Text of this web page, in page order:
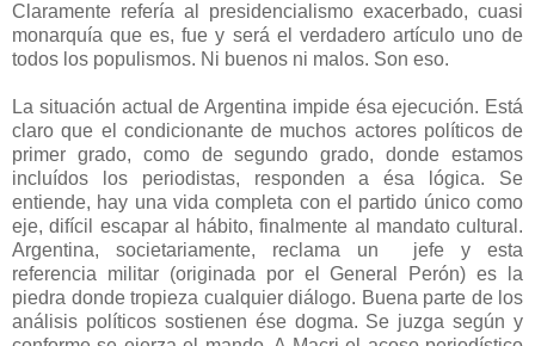
Claramente refería al presidencialismo exacerbado, cuasi
monarquía que es, fue y será el verdadero artículo uno de
todos los populismos. Ni buenos ni malos. Son eso.
La situación actual de Argentina impide ésa ejecución. Está
claro que el condicionante de muchos actores políticos de
primer grado, como de segundo grado, donde estamos
incluídos los periodistas, responden a ésa lógica. Se
entiende, hay una vida completa con el partido único como
eje, difícil escapar al hábito, finalmente al mandato cultural.
Argentina, societariamente, reclama un jefe y esta
referencia militar (originada por el General Perón) es la
piedra donde tropieza cualquier diálogo. Buena parte de los
análisis políticos sostienen ése dogma. Se juzga según y